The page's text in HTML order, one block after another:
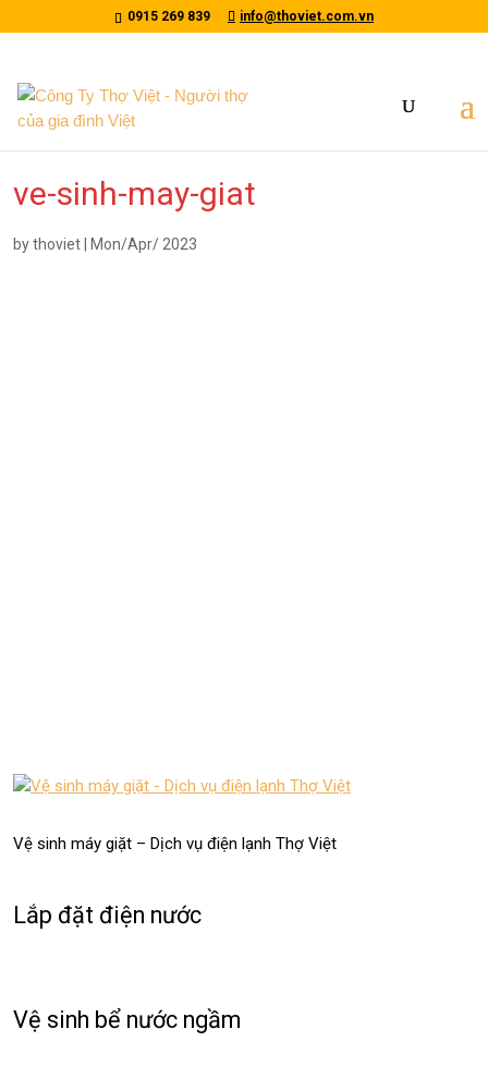
0915 269 839 info@thoviet.com.vn
ve-sinh-may-giat
bythoviet Mon/Apr/ 2023
Vệ sinh máy giặt – Dịch vụ điện lạnh Thợ Việt
Lắp đặt điện nước
Vệ sinh bể nước ngầm